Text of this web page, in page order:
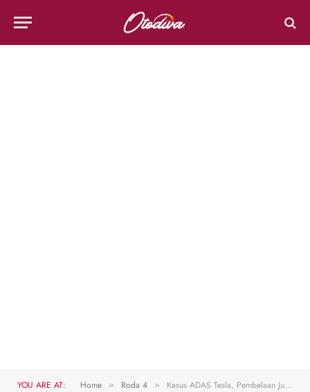
YOU ARE AT: Home » Roda 4 » Kasus ADAS Tesla, Pembelaan Juri Guncangkan Persidangan